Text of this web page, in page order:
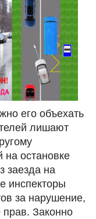
его объехать
лишают
на остановке
заезда на
инспекторы
за нарушение,
прав. Законно